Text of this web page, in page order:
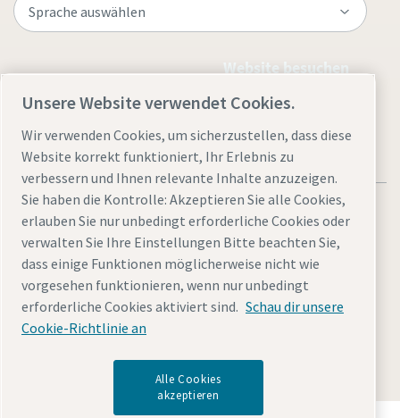
Website besuchen
Rechtliche HinweiseCookies verwaltenBarrierefreiheit
Datenschutzerklärung SitemapImpressum
© 2025 Atlas Copco Kompressoren und Drucklufttechnik
Unsere Website verwendet Cookies.
Wir verwenden Cookies, um sicherzustellen, dass diese
Website korrekt funktioniert, Ihr Erlebnis zu
verbessern und Ihnen relevante Inhalte anzuzeigen.
Sie haben die Kontrolle: Akzeptieren Sie alle Cookies,
erlauben Sie nur unbedingt erforderliche Cookies oder
verwalten Sie Ihre Einstellungen Bitte beachten Sie,
dass einige Funktionen möglicherweise nicht wie
vorgesehen funktionieren, wenn nur unbedingt
erforderliche Cookies aktiviert sind. Schau dir unsere
Cookie-Richtlinie an
Alle Cookies
akzeptieren